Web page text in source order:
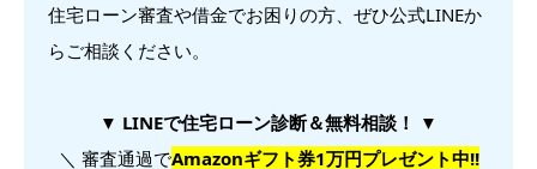
住宅ローン審査や借金でお困りの方、ぜひ公式LINEか
らご相談ください。
▼ LINEで住宅ローン診断＆無料相談！ ▼
＼ 審査通過でAmazonギフト券1万円プレゼント中!!